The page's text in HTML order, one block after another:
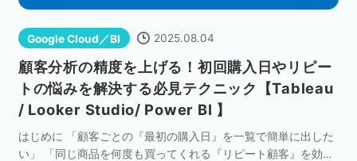
Google Cloud／BI 2025.08.04
顧客分析の精度を上げる！初回購入日やリピー
トの悩みを解決する必見テクニック【Tableau
/ Looker Studio/ Power BI 】
はじめに 「顧客ごとの『最初の購入日』を一覧で簡単に出した
い」 「同じ商品を何度も買ってくれる『リピート顧客』を効率